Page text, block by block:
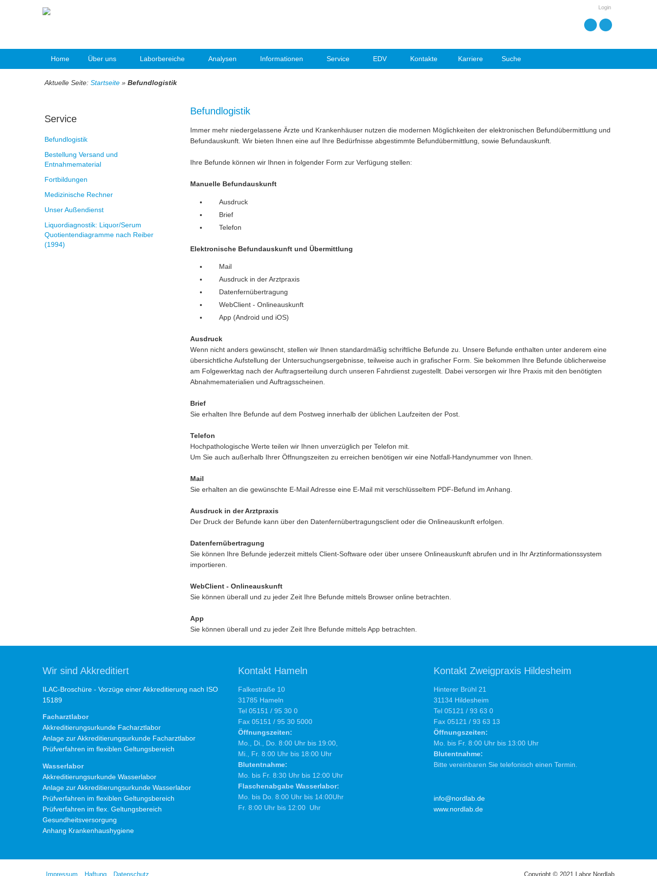
Login
Home Über uns Laborbereiche Analysen Informationen Service EDV Kontakte Karriere Suche
Aktuelle Seite: Startseite » Befundlogistik
Service
Befundlogistik
Bestellung Versand und
Entnahmematerial
Fortbildungen
Medizinische Rechner
Unser Außendienst
Liquordiagnostik: Liquor/Serum
Quotientendiagramme nach Reiber
(1994)
Befundlogistik
Immer mehr niedergelassene Ärzte und Krankenhäuser nutzen die modernen Möglichkeiten der elektronischen Befundübermittlung und
Befundauskunft. Wir bieten Ihnen eine auf Ihre Bedürfnisse abgestimmte Befundübermittlung, sowie Befundauskunft.
Ihre Befunde können wir Ihnen in folgender Form zur Verfügung stellen:
Manuelle Befundauskunft
Ausdruck
Brief
Telefon
Elektronische Befundauskunft und Übermittlung
Mail
Ausdruck in der Arztpraxis
Datenfernübertragung
WebClient - Onlineauskunft
App (Android und iOS)
Ausdruck
Wenn nicht anders gewünscht, stellen wir Ihnen standardmäßig schriftliche Befunde zu. Unsere Befunde enthalten unter anderem eine
übersichtliche Aufstellung der Untersuchungsergebnisse, teilweise auch in grafischer Form. Sie bekommen Ihre Befunde üblicherweise
am Folgewerktag nach der Auftragserteilung durch unseren Fahrdienst zugestellt. Dabei versorgen wir Ihre Praxis mit den benötigten
Abnahmematerialien und Auftragsscheinen.
Brief
Sie erhalten Ihre Befunde auf dem Postweg innerhalb der üblichen Laufzeiten der Post.
Telefon
Hochpathologische Werte teilen wir Ihnen unverzüglich per Telefon mit.
Um Sie auch außerhalb Ihrer Öffnungszeiten zu erreichen benötigen wir eine Notfall-Handynummer von Ihnen.
Mail
Sie erhalten an die gewünschte E-Mail Adresse eine E-Mail mit verschlüsseltem PDF-Befund im Anhang.
Ausdruck in der Arztpraxis
Der Druck der Befunde kann über den Datenfernübertragungsclient oder die Onlineauskunft erfolgen.
Datenfernübertragung
Sie können Ihre Befunde jederzeit mittels Client-Software oder über unsere Onlineauskunft abrufen und in Ihr Arztinformationssystem
importieren.
WebClient - Onlineauskunft
Sie können überall und zu jeder Zeit Ihre Befunde mittels Browser online betrachten.
App
Sie können überall und zu jeder Zeit Ihre Befunde mittels App betrachten.
Wir sind Akkreditiert
ILAC-Broschüre - Vorzüge einer Akkreditierung nach ISO
15189
Facharztlabor
Akkreditierungsurkunde Facharztlabor
Anlage zur Akkreditierungsurkunde Facharztlabor
Prüfverfahren im flexiblen Geltungsbereich
Wasserlabor
Akkreditierungsurkunde Wasserlabor
Anlage zur Akkreditierungsurkunde Wasserlabor
Prüfverfahren im flexiblen Geltungsbereich
Prüfverfahren im flex. Geltungsbereich
Gesundheitsversorgung
Anhang Krankenhaushygiene
Kontakt Hameln
Falkestraße 10
31785 Hameln
Tel 05151 / 95 30 0
Fax 05151 / 95 30 5000
Öffnungszeiten:
Mo., Di., Do. 8:00 Uhr bis 19:00,
Mi., Fr. 8:00 Uhr bis 18:00 Uhr
Blutentnahme:
Mo. bis Fr. 8:30 Uhr bis 12:00 Uhr
Flaschenabgabe Wasserlabor:
Mo. bis Do. 8:00 Uhr bis 14:00Uhr
Fr. 8:00 Uhr bis 12:00 Uhr
Kontakt Zweigpraxis Hildesheim
Hinterer Brühl 21
31134 Hildesheim
Tel 05121 / 93 63 0
Fax 05121 / 93 63 13
Öffnungszeiten:
Mo. bis Fr. 8:00 Uhr bis 13:00 Uhr
Blutentnahme:
Bitte vereinbaren Sie telefonisch einen Termin.
info@nordlab.de
www.nordlab.de
Impressum Haftung Datenschutz Copyright © 2021 Labor Nordlab